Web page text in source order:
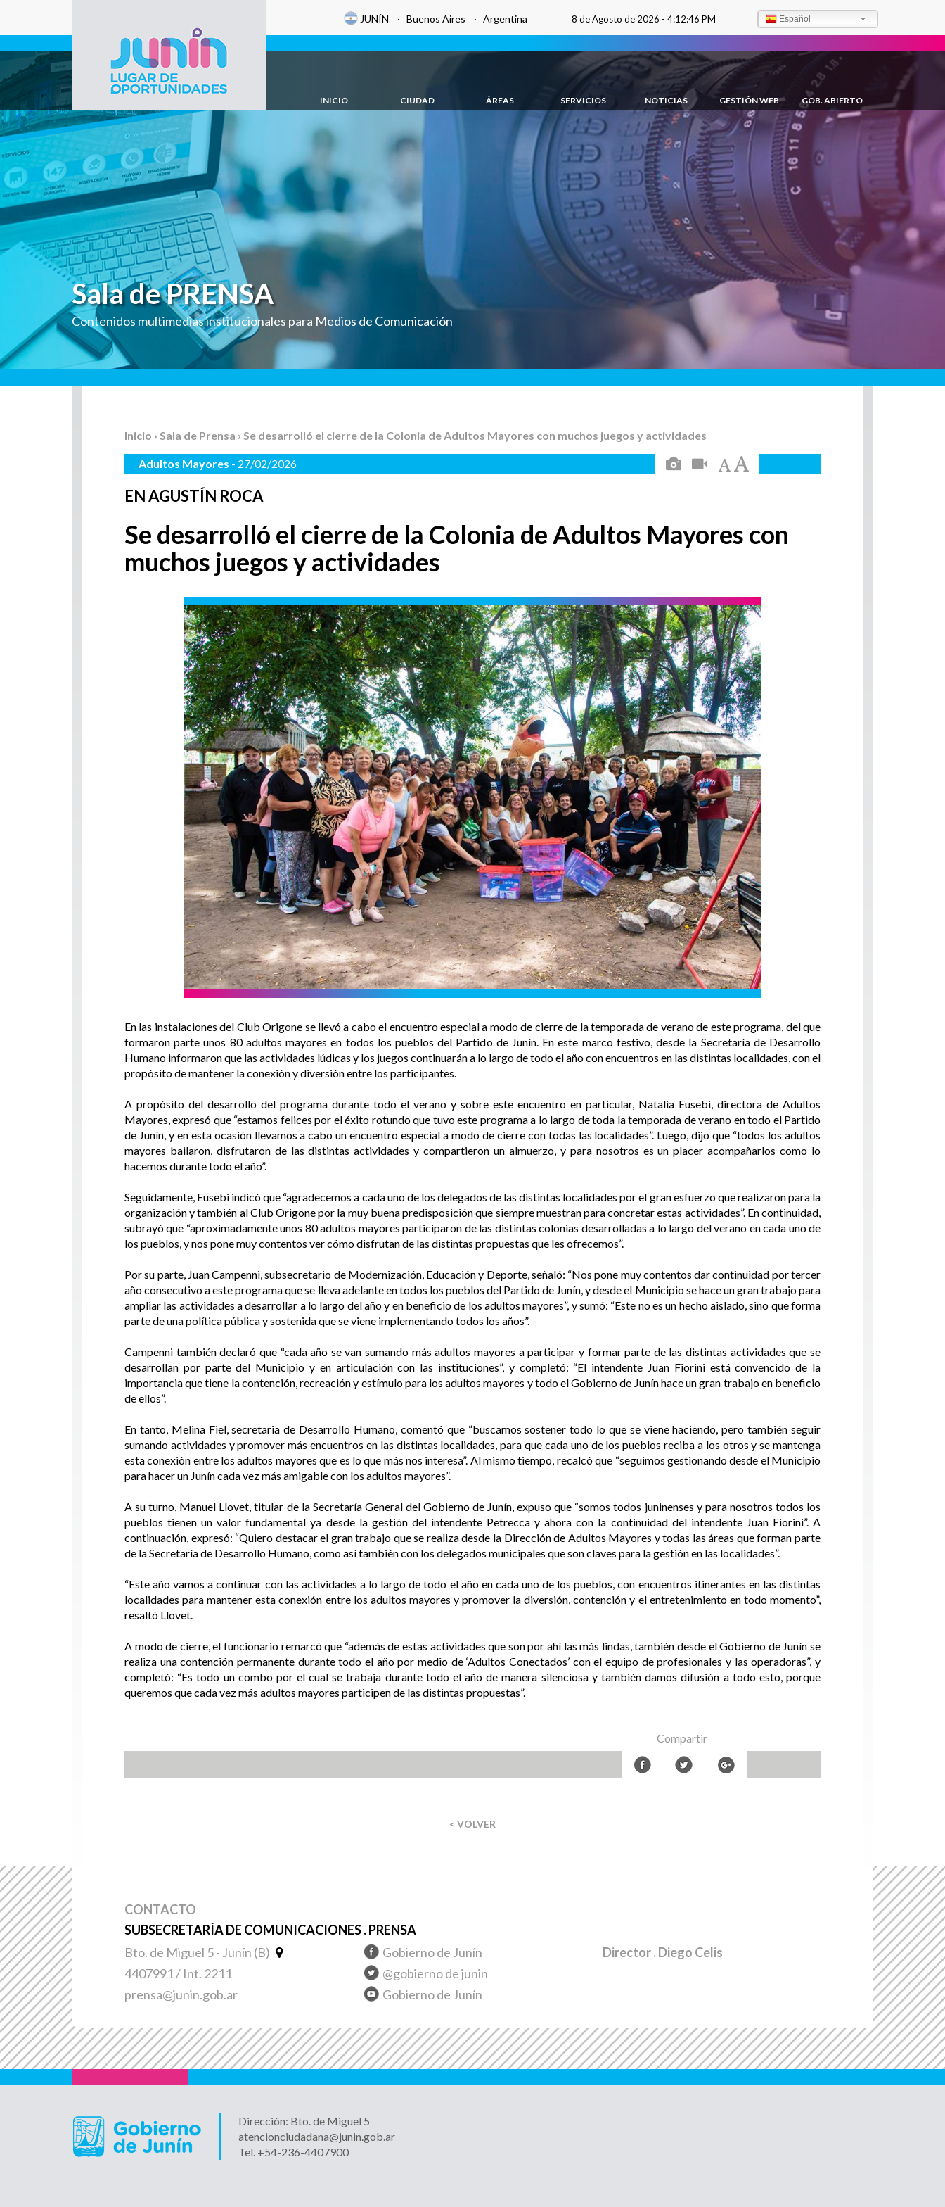
Gobierno de
Junín
JUNÍN · Buenos Aires · Argentina 8 de Agosto de 2026 -4:12:47 PM Español
INICIO CIUDAD ÁREAS SERVICIOS NOTICIAS GESTIÓN WEB GOB. ABIERTO
Sala de PRENSA
Contenidos multimedias institucionales para Medios de Comunicación
Inicio › Sala de Prensa › Se desarrolló el cierre de la Colonia de Adultos Mayores con muchos juegos y actividades
Adultos Mayores - 27/02/2026
EN AGUSTÍN ROCA
Se desarrolló el cierre de la Colonia de Adultos Mayores con
muchos juegos y actividades
En las instalaciones del Club Origone se llevó a cabo el encuentro especial a modo de cierre de la temporada de verano de este programa, del que
formaron parte unos 80 adultos mayores en todos los pueblos del Partido de Junín. En este marco festivo, desde la Secretaría de Desarrollo
Humano informaron que las actividades lúdicas y los juegos continuarán a lo largo de todo el año con encuentros en las distintas localidades, con el
propósito de mantener la conexión y diversión entre los participantes.
A propósito del desarrollo del programa durante todo el verano y sobre este encuentro en particular, Natalia Eusebi, directora de Adultos
Mayores, expresó que “estamos felices por el éxito rotundo que tuvo este programa a lo largo de toda la temporada de verano en todo el Partido
de Junín, y en esta ocasión llevamos a cabo un encuentro especial a modo de cierre con todas las localidades”. Luego, dijo que “todos los adultos
mayores bailaron, disfrutaron de las distintas actividades y compartieron un almuerzo, y para nosotros es un placer acompañarlos como lo
hacemos durante todo el año”.
Seguidamente, Eusebi indicó que “agradecemos a cada uno de los delegados de las distintas localidades por el gran esfuerzo que realizaron para la
organización y también al Club Origone por la muy buena predisposición que siempre muestran para concretar estas actividades”. En continuidad,
subrayó que “aproximadamente unos 80 adultos mayores participaron de las distintas colonias desarrolladas a lo largo del verano en cada uno de
los pueblos, y nos pone muy contentos ver cómo disfrutan de las distintas propuestas que les ofrecemos”.
Por su parte, Juan Campenni, subsecretario de Modernización, Educación y Deporte, señaló: “Nos pone muy contentos dar continuidad por tercer
año consecutivo a este programa que se lleva adelante en todos los pueblos del Partido de Junín, y desde el Municipio se hace un gran trabajo para
ampliar las actividades a desarrollar a lo largo del año y en beneficio de los adultos mayores”, y sumó: “Este no es un hecho aislado, sino que forma
parte de una política pública y sostenida que se viene implementando todos los años”.
Campenni también declaró que “cada año se van sumando más adultos mayores a participar y formar parte de las distintas actividades que se
desarrollan por parte del Municipio y en articulación con las instituciones”, y completó: “El intendente Juan Fiorini está convencido de la
importancia que tiene la contención, recreación y estímulo para los adultos mayores y todo el Gobierno de Junín hace un gran trabajo en beneficio
de ellos”.
En tanto, Melina Fiel, secretaria de Desarrollo Humano, comentó que “buscamos sostener todo lo que se viene haciendo, pero también seguir
sumando actividades y promover más encuentros en las distintas localidades, para que cada uno de los pueblos reciba a los otros y se mantenga
esta conexión entre los adultos mayores que es lo que más nos interesa”. Al mismo tiempo, recalcó que “seguimos gestionando desde el Municipio
para hacer un Junín cada vez más amigable con los adultos mayores”.
A su turno, Manuel Llovet, titular de la Secretaría General del Gobierno de Junín, expuso que “somos todos juninenses y para nosotros todos los
pueblos tienen un valor fundamental ya desde la gestión del intendente Petrecca y ahora con la continuidad del intendente Juan Fiorini”. A
continuación, expresó: “Quiero destacar el gran trabajo que se realiza desde la Dirección de Adultos Mayores y todas las áreas que forman parte
de la Secretaría de Desarrollo Humano, como así también con los delegados municipales que son claves para la gestión en las localidades”.
“Este año vamos a continuar con las actividades a lo largo de todo el año en cada uno de los pueblos, con encuentros itinerantes en las distintas
localidades para mantener esta conexión entre los adultos mayores y promover la diversión, contención y el entretenimiento en todo momento”,
resaltó Llovet.
A modo de cierre, el funcionario remarcó que “además de estas actividades que son por ahí las más lindas, también desde el Gobierno de Junín se
realiza una contención permanente durante todo el año por medio de ‘Adultos Conectados’ con el equipo de profesionales y las operadoras”, y
completó: “Es todo un combo por el cual se trabaja durante todo el año de manera silenciosa y también damos difusión a todo esto, porque
queremos que cada vez más adultos mayores participen de las distintas propuestas”.
Compartir
< VOLVER
CONTACTO
SUBSECRETARÍA DE COMUNICACIONES . PRENSA
Bto. de Miguel 5 - Junín (B)
4407991 / Int. 2211
prensa@junin.gob.ar
Gobierno de Junín
@gobierno de junin
Gobierno de Junín
Director. Diego Celis
Dirección: Bto. de Miguel 5
atencionciudadana@junin.gob.ar
Tel. +54-236-4407900